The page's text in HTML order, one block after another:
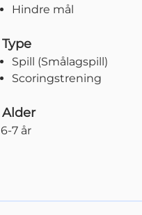
Hindre mål
Type
Spill (Smålagspill)
Scoringstrening
Alder
6-7 år